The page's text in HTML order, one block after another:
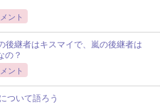
ント
後継者はキスマイで、嵐の後継者は
の？
ント
ついて語ろう